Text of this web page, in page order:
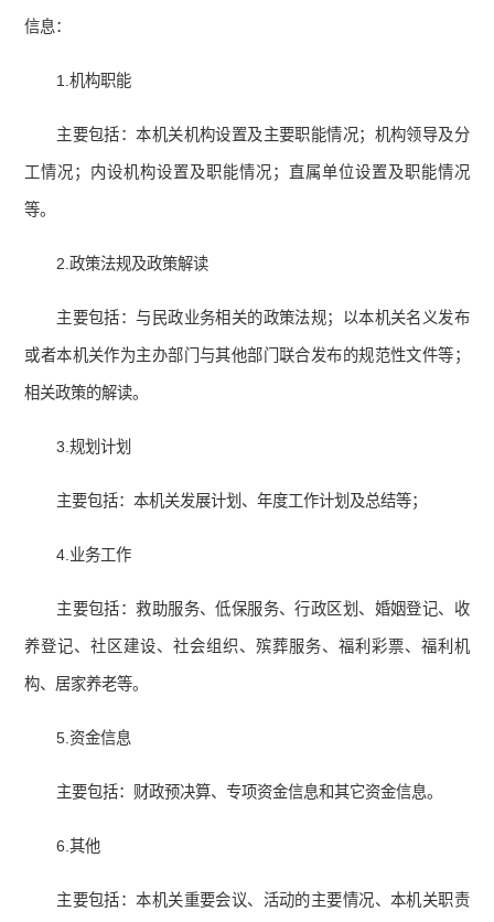
信息：
1.机构职能
主要包括：本机关机构设置及主要职能情况；机构领导及分
工情况；内设机构设置及职能情况；直属单位设置及职能情况
等。
2.政策法规及政策解读
主要包括：与民政业务相关的政策法规；以本机关名义发布
或者本机关作为主办部门与其他部门联合发布的规范性文件等；
相关政策的解读。
3.规划计划
主要包括：本机关发展计划、年度工作计划及总结等；
4.业务工作
主要包括：救助服务、低保服务、行政区划、婚姻登记、收
养登记、社区建设、社会组织、殡葬服务、福利彩票、福利机
构、居家养老等。
5.资金信息
主要包括：财政预决算、专项资金信息和其它资金信息。
6.其他
主要包括：本机关重要会议、活动的主要情况、本机关职责